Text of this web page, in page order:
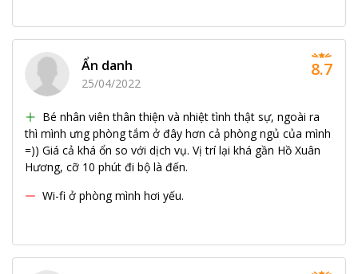
Ẩn danh
25/04/2022
Bé nhân viên thân thiện và nhiệt tình thật sự, ngoài ra
thì mình ưng phòng tắm ở đây hơn cả phòng ngủ của mình
=)) Giá cả khá ổn so với dịch vụ. Vị trí lại khá gần Hồ Xuân
Hương, cỡ 10 phút đi bộ là đến.
Wi-fi ở phòng mình hơi yếu.
8.7